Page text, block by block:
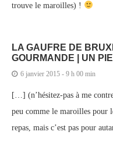
trouve le maroilles) !
LA GAUFRE DE
GOURMANDE | UN
6 janvier 2015 - 9 h 00 min
[…] (n’hésitez-pas à me
peu comme le maroilles pour
repas, mais c’est pas pour